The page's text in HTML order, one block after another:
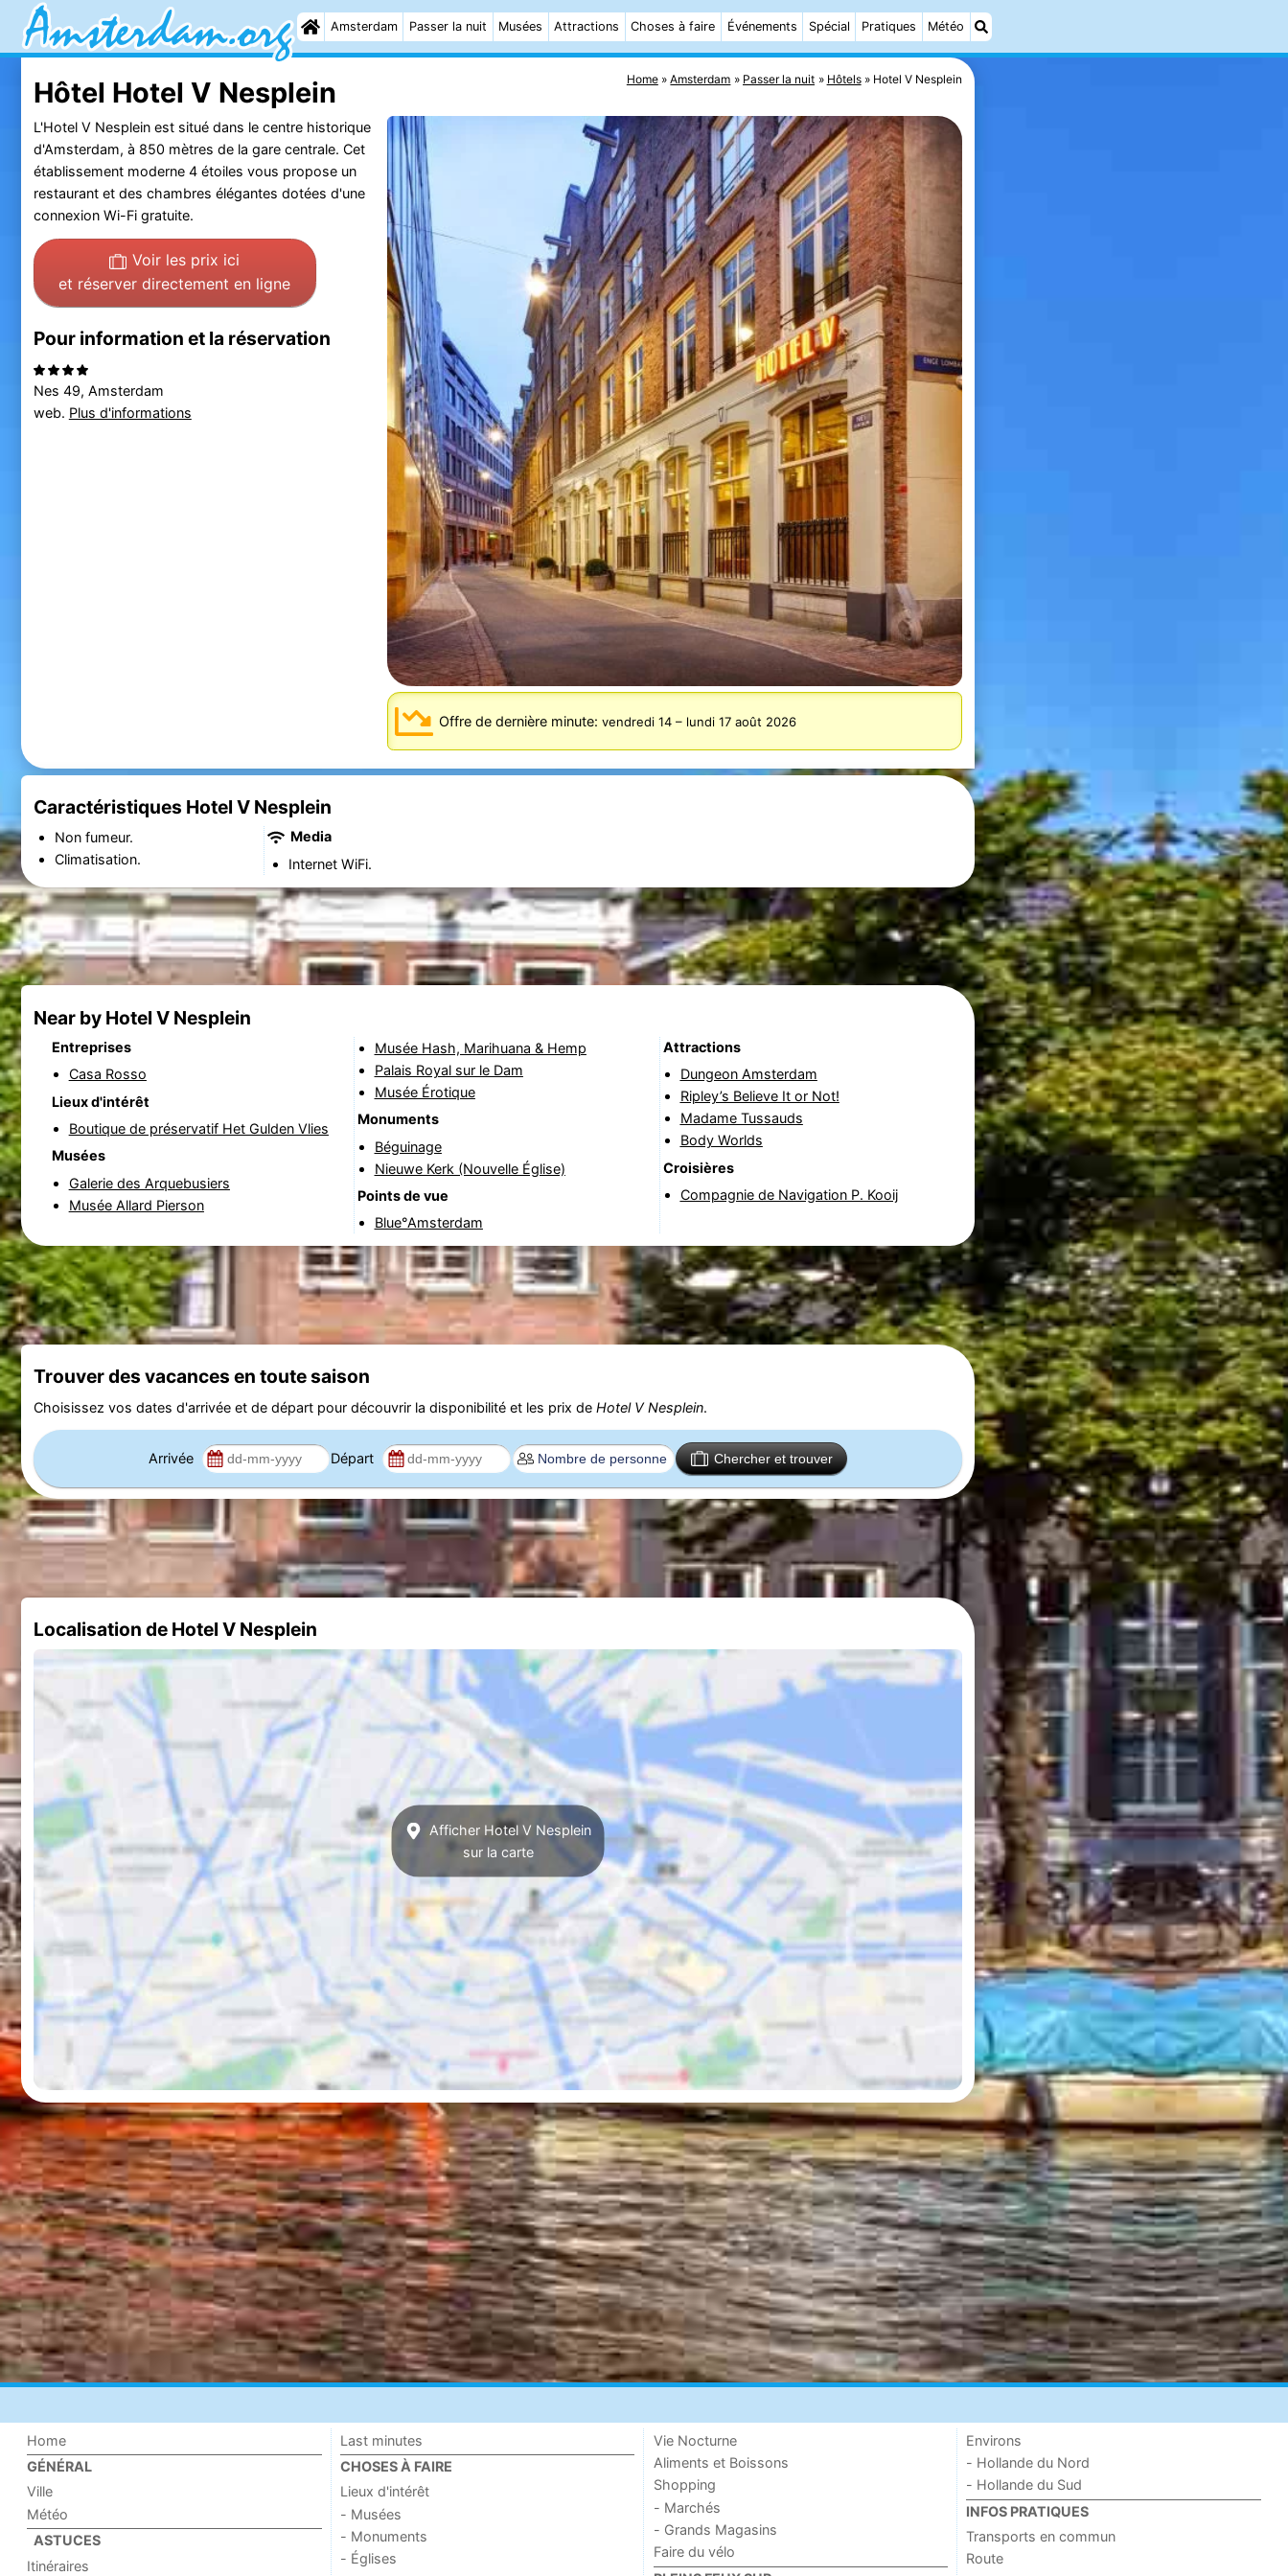
Amsterdam Passer la nuit Musées Attractions Choses à faire Événements Spécial Pratiques Météo
Home Amsterdam Passer la nuit Hôtels Hotel V Nesplein
Hôtel Hotel V Nesplein
Offre de dernière minute: vendredi 14– lundi 17 août 2026
L'Hotel V Nesplein est situé dans le centre historique
d'Amsterdam, à 850 mètres de la gare centrale. Cet
établissement moderne 4 étoiles vous propose un
restaurant et des chambres élégantes dotées d'une
connexion Wi-Fi gratuite.
Voir les prix ici
et réserver directement en ligne
Pour information et la réservation
Nes 49, Amsterdam
web. Plus d'informations
Caractéristiques Hotel V Nesplein
Non fumeur.
Climatisation.
Media
Internet WiFi.
Near by Hotel V Nesplein
Entreprises
Casa Rosso
Lieux d'intérêt
Boutique de préservatif Het Gulden Vlies
Musées
Galerie des Arquebusiers
Musée Allard Pierson
Musée Hash, Marihuana & Hemp
Palais Royal sur le Dam
Musée Érotique
Monuments
Béguinage
Nieuwe Kerk (Nouvelle Église)
Points de vue
Blue°Amsterdam
Attractions
Dungeon Amsterdam
Ripley’s Believe It or Not!
Madame Tussauds
Body Worlds
Croisières
Compagnie de Navigation P. Kooij
Trouver des vacances en toute saison
Choisissez vos dates d'arrivée et de départ pour découvrir la disponibilité et les prix de Hotel V Nesplein.
Arrivée Départ Chercher et trouver
Localisation de Hotel V Nesplein
Afficher Hotel V Nesplein
sur la carte
Home
GÉNÉRAL
Ville
Météo
ASTUCES
Itinéraires
Last minutes
CHOSES À FAIRE
Lieux d'intérêt
- Musées
- Monuments
- Églises
Vie Nocturne
Aliments et Boissons
Shopping
- Marchés
- Grands Magasins
Faire du vélo
Environs
- Hollande du Nord
- Hollande du Sud
INFOS PRATIQUES
Transports en commun
Route